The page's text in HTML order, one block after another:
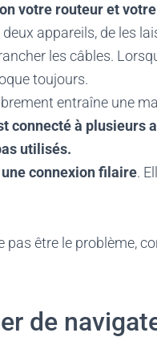
votre routeur et
appareils, de les
les câbles.
toujours.
entraîne une
connecté à plusieurs
utilisés.
connexion filaire.
être le problème,
de